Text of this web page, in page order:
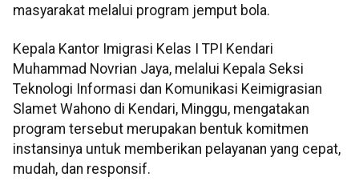
masyarakat melalui program jemput bola.
Kepala Kantor Imigrasi Kelas I TPI Kendari
Muhammad Novrian Jaya, melalui Kepala Seksi
Teknologi Informasi dan Komunikasi Keimigrasian
Slamet Wahono di Kendari, Minggu, mengatakan
program tersebut merupakan bentuk komitmen
instansinya untuk memberikan pelayanan yang cepat,
mudah, dan responsif.